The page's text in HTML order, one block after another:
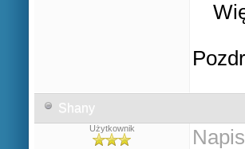
Shany
Użytkownik